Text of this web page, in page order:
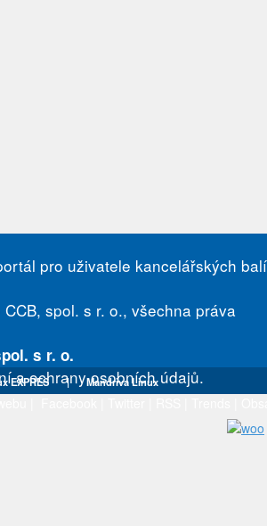
pro uživatele kancelářských
spol. s r. o., všechna práva
s r. o.
a ochrany osobních údajů.
EXPRES | Mandriva Linux